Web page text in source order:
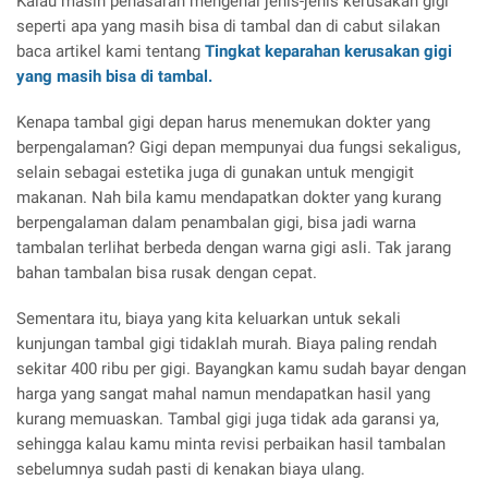
seperti apa yang masih bisa di tambal dan di cabut silakan
baca artikel kami tentang Tingkat keparahan kerusakan gigi
yang masih bisa di tambal.
Kenapa tambal gigi depan harus menemukan dokter yang
berpengalaman? Gigi depan mempunyai dua fungsi sekaligus,
selain sebagai estetika juga di gunakan untuk mengigit
makanan. Nah bila kamu mendapatkan dokter yang kurang
berpengalaman dalam penambalan gigi, bisa jadi warna
tambalan terlihat berbeda dengan warna gigi asli. Tak jarang
bahan tambalan bisa rusak dengan cepat.
Sementara itu, biaya yang kita keluarkan untuk sekali
kunjungan tambal gigi tidaklah murah. Biaya paling rendah
sekitar 400 ribu per gigi. Bayangkan kamu sudah bayar dengan
harga yang sangat mahal namun mendapatkan hasil yang
kurang memuaskan. Tambal gigi juga tidak ada garansi ya,
sehingga kalau kamu minta revisi perbaikan hasil tambalan
sebelumnya sudah pasti di kenakan biaya ulang.